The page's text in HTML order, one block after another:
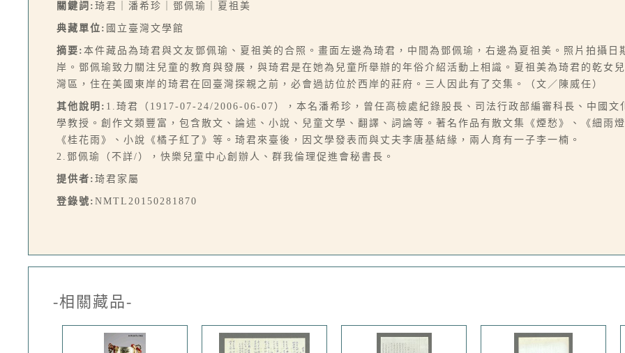
關鍵詞: 琦君｜潘希珍｜鄧佩瑜｜夏祖美
典藏單位: 國立臺灣文學館
摘要: 本件藏品為琦君與文友鄧佩瑜、夏祖美的合照。畫面左邊為琦君，中間為鄧佩瑜，右邊為夏祖美。照片拍攝
岸。鄧佩瑜致力關注兒童的教育與發展，與琦君是在她為兒童所舉辦的年俗介紹活動上相識。夏祖美為琦君的乾女
灣區，住在美國東岸的琦君在回臺灣探親之前，必會過訪位於西岸的莊府。三人因此有了交集。（文／陳威任）
其他說明: 1.琦君（1917-07-24/2006-06-07），本名潘希珍，曾任高檢處紀錄股長、司法行政部編審科長、中國文
學教授。創作文類豐富，包含散文、論述、小說、兒童文學、翻譯、詞論等。著名作品有散文集《煙愁》、《細雨
《桂花雨》、小說《橘子紅了》等。琦君來臺後，因文學發表而與丈夫李唐基結緣，兩人育有一子李一楠。
2.鄧佩瑜（不詳/），快樂兒童中心創辦人、群我倫理促進會秘書長。
提供者: 琦君家屬
登錄號: NMTL20150281870
-相關藏品-